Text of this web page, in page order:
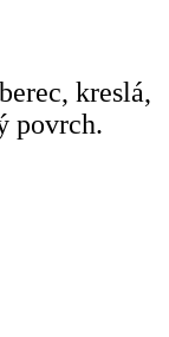
kreslá,
povrch.